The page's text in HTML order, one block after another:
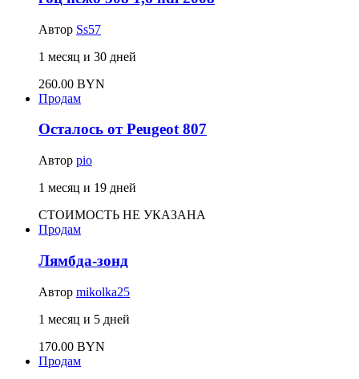
Автор Ss57
1 месяц и 30 дней
260.00 BYN
Продам
Осталось от Peugeot 807
Автор pio
1 месяц и 19 дней
СТОИМОСТЬ НЕ УКАЗАНА
Продам
Лямбда-зонд
Автор mikolka25
1 месяц и 5 дней
170.00 BYN
Продам